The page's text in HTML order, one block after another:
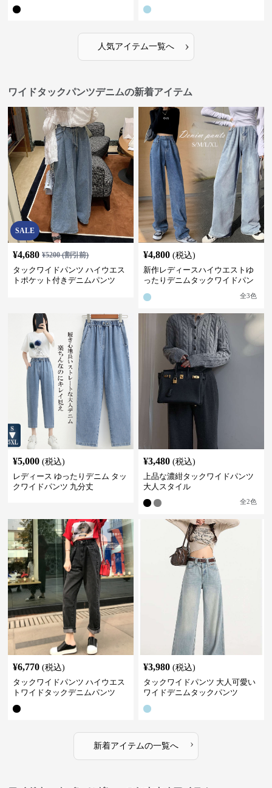
人気アイテム一覧へ ›
ワイドタックパンツデニムの新着アイテム
SALE
¥4,680 ¥5200(割引前)
タックワイドパンツ ハイウエス
トポケット付きデニムパンツ
¥4,800 (税込)
新作レディースハイウエストゆ
ったりデニムタックワイドパン
全3色
¥5,000 (税込)
レディース ゆったりデニム タッ
クワイドパンツ 九分丈
¥3,480 (税込)
上品な濃紺タックワイドパンツ
大人スタイル
全2色
¥6,770 (税込)
タックワイドパンツ ハイウエス
トワイドタックデニムパンツ
¥3,980 (税込)
タックワイドパンツ 大人可愛い
ワイドデニムタックパンツ
新着アイテムの一覧へ ›